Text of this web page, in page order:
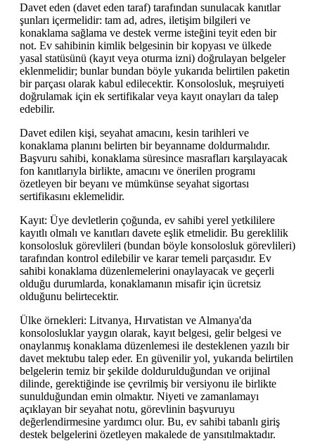
Davet eden (davet eden taraf) tarafından sunulacak kanıtlar
şunları içermelidir: tam ad, adres, iletişim bilgileri ve
konaklama sağlama ve destek verme isteğini teyit eden bir
not. Ev sahibinin kimlik belgesinin bir kopyası ve ülkede
yasal statüsünü (kayıt veya oturma izni) doğrulayan belgeler
eklenmelidir; bunlar bundan böyle yukarıda belirtilen paketin
bir parçası olarak kabul edilecektir. Konsolosluk, meşruiyeti
doğrulamak için ek sertifikalar veya kayıt onayları da talep
edebilir.
Davet edilen kişi, seyahat amacını, kesin tarihleri ve
konaklama planını belirten bir beyanname doldurmalıdır.
Başvuru sahibi, konaklama süresince masrafları karşılayacak
fon kanıtlarıyla birlikte, amacını ve önerilen programı
özetleyen bir beyanı ve mümkünse seyahat sigortası
sertifikasını eklemelidir.
Kayıt: Üye devletlerin çoğunda, ev sahibi yerel yetkililere
kayıtlı olmalı ve kanıtları davete eşlik etmelidir. Bu gereklilik
konsolosluk görevlileri (bundan böyle konsolosluk görevlileri)
tarafından kontrol edilebilir ve karar temeli parçasıdır. Ev
sahibi konaklama düzenlemelerini onaylayacak ve geçerli
olduğu durumlarda, konaklamanın misafir için ücretsiz
olduğunu belirtecektir.
Ülke örnekleri: Litvanya, Hırvatistan ve Almanya'da
konsolosluklar yaygın olarak, kayıt belgesi, gelir belgesi ve
onaylanmış konaklama düzenlemesi ile desteklenen yazılı bir
davet mektubu talep eder. En güvenilir yol, yukarıda belirtilen
belgelerin temiz bir şekilde doldurulduğundan ve orijinal
dilinde, gerektiğinde ise çevrilmiş bir versiyonu ile birlikte
sunulduğundan emin olmaktır. Niyeti ve zamanlamayı
açıklayan bir seyahat notu, görevlinin başvuruyu
değerlendirmesine yardımcı olur. Bu, ev sahibi tabanlı giriş
destek belgelerini özetleyen makalede de yansıtılmaktadır.